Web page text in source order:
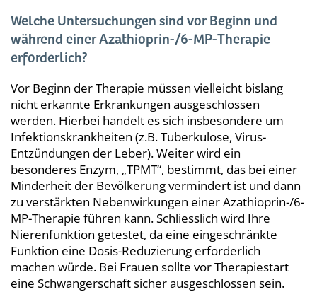
Welche Untersuchungen sind vor Beginn und
während einer Azathioprin-/6-MP-Therapie
erforderlich?
Vor Beginn der Therapie müssen vielleicht bislang
nicht erkannte Erkrankungen ausgeschlossen
werden. Hierbei handelt es sich insbesondere um
Infektionskrankheiten (z.B. Tuberkulose, Virus-
Entzündungen der Leber). Weiter wird ein
besonderes Enzym, „TPMT“, bestimmt, das bei einer
Minderheit der Bevölkerung vermindert ist und dann
zu verstärkten Nebenwirkungen einer Azathioprin-/6-
MP-Therapie führen kann. Schliesslich wird Ihre
Nierenfunktion getestet, da eine eingeschränkte
Funktion eine Dosis-Reduzierung erforderlich
machen würde. Bei Frauen sollte vor Therapiestart
eine Schwangerschaft sicher ausgeschlossen sein.